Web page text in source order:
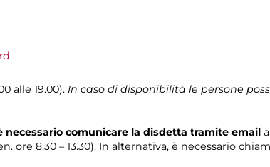
alle 19.00). In caso di disponibilità le persone
necessario comunicare la disdetta tramite email
ore 8.30 – 13.30). In alternativa, è necessario